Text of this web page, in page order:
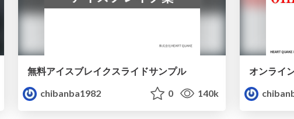
無料アイスブレイクスライドサンプル
chibanba1982
0 140k